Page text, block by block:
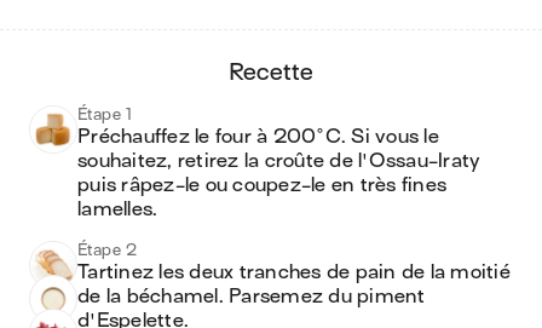
recette
Étape 1
Préchauffez le four à 200°C. Si vous le
souhaitez, retirez la croûte de l'Ossau-Iraty
puis râpez-le ou coupez-le en très fines
lamelles.
Étape 2
Tartinez les deux tranches de pain de la moitié
de la béchamel. Parsemez du piment
d'Espelette.